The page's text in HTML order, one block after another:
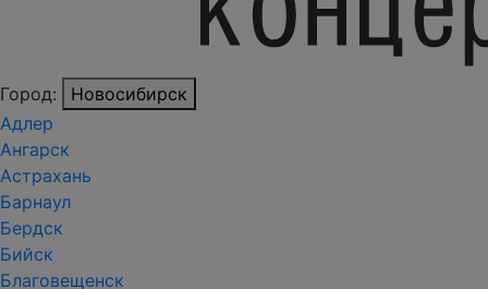
Город:
Новосибирск
Адлер
Ангарск
Астрахань
Барнаул
Бердск
Бийск
Благовещенск